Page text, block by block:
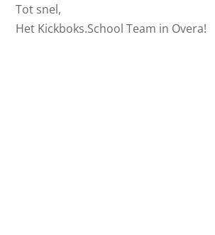
Tot snel,
Het Kickboks.School Team in Overa!